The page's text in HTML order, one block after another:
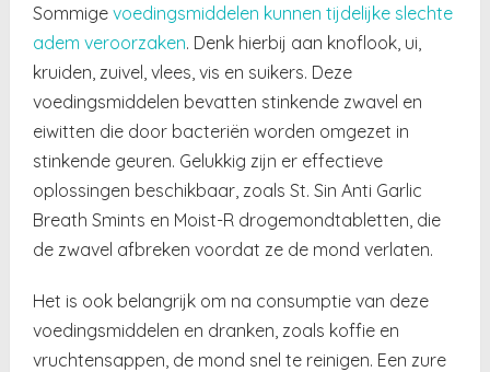
Sommigevoedingsmiddelen kunnen tijdelijke slechte
adem veroorzaken. Denk hierbij aan knoflook, ui,
kruiden, zuivel, vlees, vis en suikers. Deze
voedingsmiddelen bevatten stinkende zwavel en
eiwitten die door bacteriën worden omgezet in
stinkende geuren. Gelukkig zijn er effectieve
oplossingen beschikbaar, zoals St. Sin Anti Garlic
Breath Smints en Moist-R drogemondtabletten, die
de zwavel afbreken voordat ze de mond verlaten.
Het is ook belangrijk om na consumptie van deze
voedingsmiddelen en dranken, zoals koffie en
vruchtensappen, de mond snel te reinigen. Een zure